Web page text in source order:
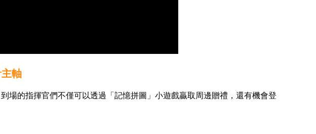
軸
場的指揮官們不僅可以透過「記憶拼圖」小遊戲贏取周邊贈禮，還有機會登